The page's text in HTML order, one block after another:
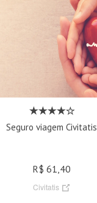
Seguro viagem Civitatis
R$ 61,40
Civitatis